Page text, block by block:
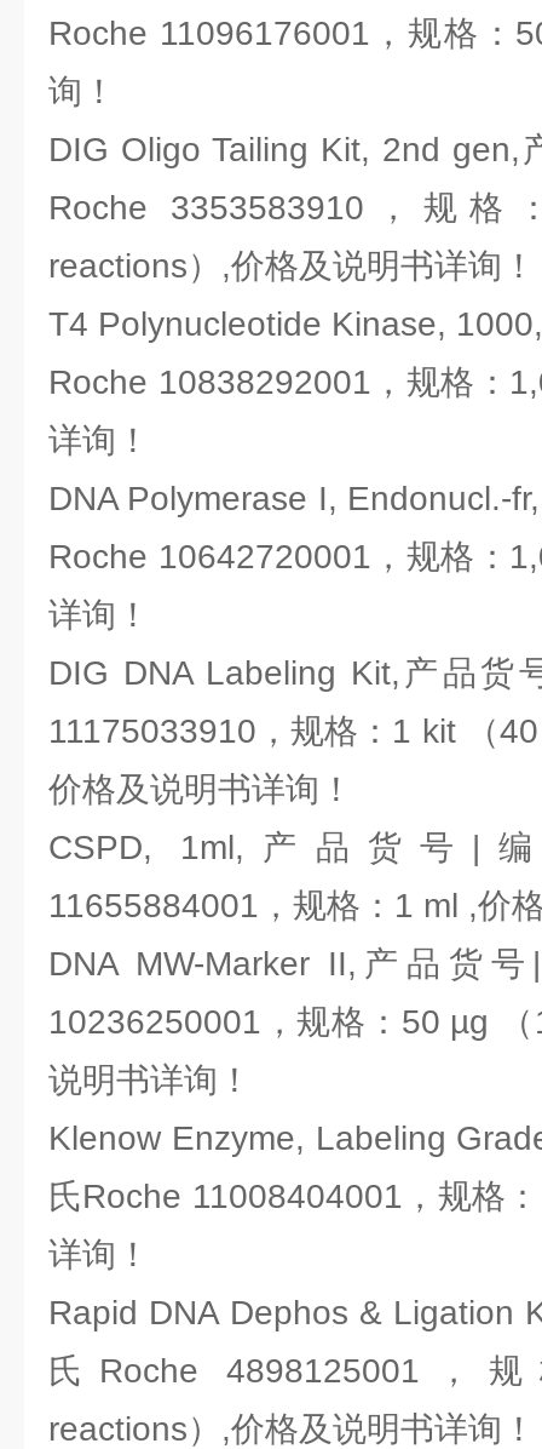
Roche 11096176001，规格：
询！
DIG Oligo Tailing Kit, 2nd
Roche 3353583910，规
reactions）,价格及说明书详询！
T4 Polynucleotide Kinase,
Roche 10838292001，规格：
详询！
DNA Polymerase I, Endonucl.-
Roche 10642720001，规格：
详询！
DIG DNA Labeling Kit,产品货
11175033910，规格：1 kit （
价格及说明书详询！
CSPD, 1ml,产品货号|
11655884001，规格：1 ml ,价
DNA MW-Marker II,产品货
10236250001，规格：50 µg
说明书详询！
Klenow Enzyme, Labeling
氏Roche 11008404001，规格
详询！
Rapid DNA Dephos & Ligation
氏Roche 4898125001，
reactions）,价格及说明书详询！